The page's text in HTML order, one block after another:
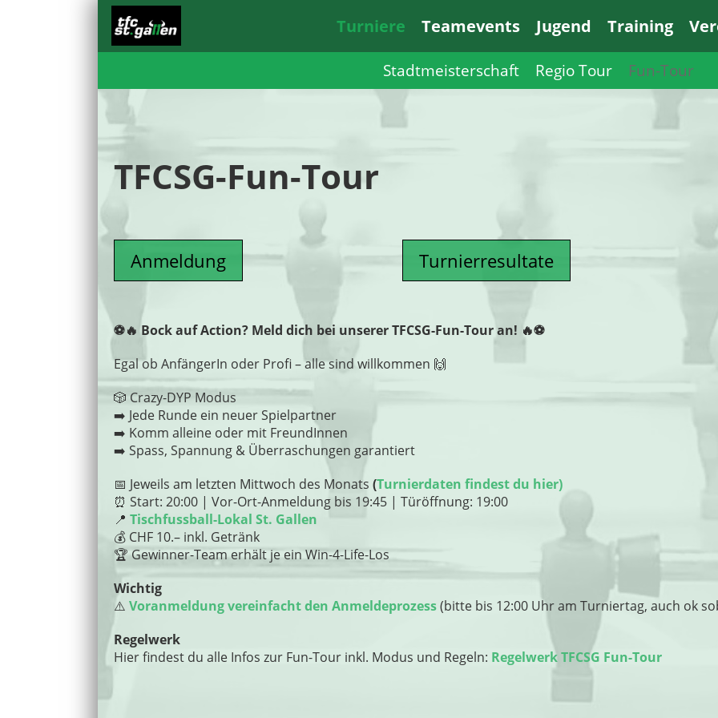
Turniere Teamevents Jugend Training
Stadtmeisterschaft Regio Tour Fun-Tour
TFCSG-Fun-Tour
Anmeldung Turnierresultate
⚽🔥 Bock auf Action? Meld dich bei unserer TFCSG-Fun-Tour an! 🔥⚽
Egal ob AnfängerIn oder Profi – alle sind willkommen 🙌
🎲 Crazy-DYP Modus
➡️ Jede Runde ein neuer Spielpartner
➡️ Komm alleine oder mit FreundInnen
➡️ Spass, Spannung & Überraschungen garantiert
📅 Jeweils am letzten Mittwoch des Monats (Turnierdaten findest du hier)
⏰ Start: 20:00 | Vor-Ort-Anmeldung bis 19:45 | Türöffnung: 19:00
📍 Tischfussball-Lokal St. Gallen
💰 CHF 10.– inkl. Getränk
🏆 Gewinner-Team erhält je ein Win-4-Life-Los
Wichtig
⚠️ Voranmeldung vereinfacht den Anmeldeprozess(bitte bis 12:00 Uhr am Turniertag, auch ok
Regelwerk
Hier findest du alle Infos zur Fun-Tour inkl. Modus und Regeln: Regelwerk TFCSG Fun-Tour